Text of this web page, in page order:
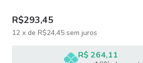
Diferenciais do LUMINIA1-
R$293,45
12 x de R$24,45 sem juros
R$ 264,11